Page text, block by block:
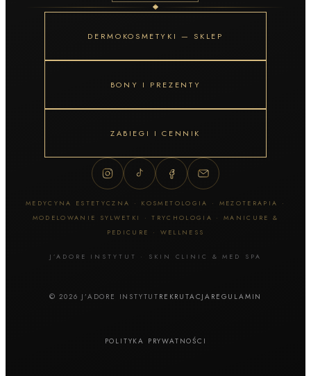
DERMOKOSMETYKI — SKLEP
BONY I PREZENTY
ZABIEGI I CENNIK
MEDYCYNA ESTETYCZNA · KOSMETOLOGIA · MEZOTERAPIA ·
MODELOWANIE SYLWETKI · TRYCHOLOGIA · MANICURE &
PEDICURE · WELLNESS
J’ADORE INSTYTUT · SKIN CLINIC & MED SPA
© 2026 J’ADORE INSTYTUT REKRUTACJA REGULAMIN
POLITYKA PRYWATNOŚCI